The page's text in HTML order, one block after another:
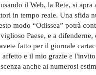
il Web, la Rete, si
in tempo reale. Una sfida
modo “Odissea” potrà
Paese, e a
fatto per il giornale
e il mio grazie e
anche ai numerosi